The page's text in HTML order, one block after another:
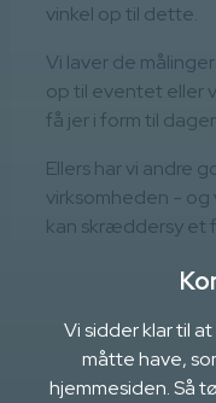
vinkel op til dette.
Vi laver de
op til eventet eller
få jer i form til
Ellers har vi andre
virksomheden - og
kan skræddersy et
Vi sidder klar til
måtte have,
hjemmesiden. Så